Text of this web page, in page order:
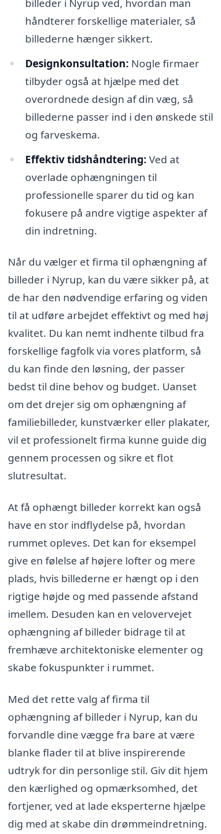
billeder i Nyrup ved, hvordan man
håndterer forskellige materialer, så
billederne hænger sikkert.
Designkonsultation: Nogle firmaer
tilbyder også at hjælpe med det
overordnede design af din væg, så
billederne passer ind i den ønskede stil
og farveskema.
Effektiv tidshåndtering: Ved at
overlade ophængningen til
professionelle sparer du tid og kan
fokusere på andre vigtige aspekter af
din indretning.
Når du vælger et firma til ophængning af
billeder i Nyrup, kan du være sikker på, at
de har den nødvendige erfaring og viden
til at udføre arbejdet effektivt og med høj
kvalitet. Du kan nemt indhente tilbud fra
forskellige fagfolk via vores platform, så
du kan finde den løsning, der passer
bedst til dine behov og budget. Uanset
om det drejer sig om ophængning af
familiebilleder, kunstværker eller plakater,
vil et professionelt firma kunne guide dig
gennem processen og sikre et flot
slutresultat.
At få ophængt billeder korrekt kan også
have en stor indflydelse på, hvordan
rummet opleves. Det kan for eksempel
give en følelse af højere lofter og mere
plads, hvis billederne er hængt op i den
rigtige højde og med passende afstand
imellem. Desuden kan en velovervejet
ophængning af billeder bidrage til at
fremhæve architektoniske elementer og
skabe fokuspunkter i rummet.
Med det rette valg af firma til
ophængning af billeder i Nyrup, kan du
forvandle dine vægge fra bare at være
blanke flader til at blive inspirerende
udtryk for din personlige stil. Giv dit hjem
den kærlighed og opmærksomhed, det
fortjener, ved at lade eksperterne hjælpe
dig med at skabe din drømmeindretning.